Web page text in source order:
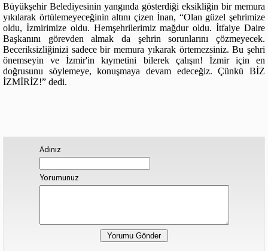
Büyükşehir Belediyesinin yangında gösterdiği eksikliğin bir memura
yıkılarak örtülemeyeceğinin altını çizen İnan, “Olan güzel şehrimize
oldu, İzmirimize oldu. Hemşehrilerimiz mağdur oldu. İtfaiye Daire
Başkanını görevden almak da şehrin sorunlarını çözmeyecek.
Beceriksizliğinizi sadece bir memura yıkarak örtemezsiniz. Bu şehri
önemseyin ve İzmir'in kıymetini bilerek çalışın! İzmir için en
doğrusunu söylemeye, konuşmaya devam edeceğiz. Çünkü BİZ
İZMİRİZ!” dedi.
Adınız
Yorumunuz